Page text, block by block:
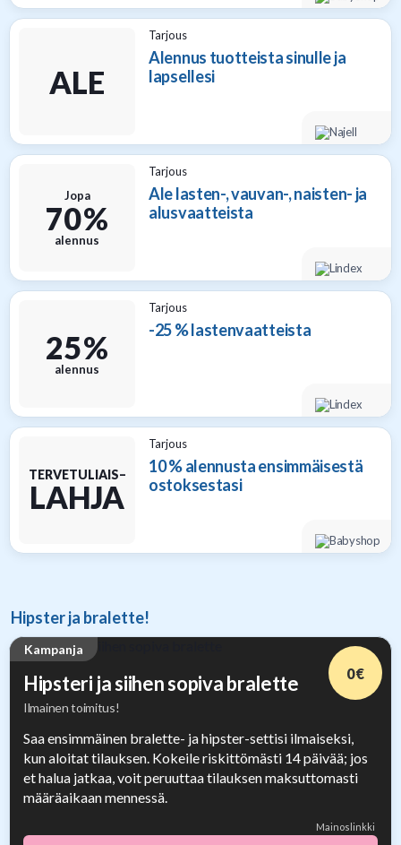
ALE
Tarjous
Alennus tuotteista sinulle ja
lapsellesi
Jopa
70 %
alennus
Tarjous
Ale lasten-, vauvan-, naisten- ja
alusvaatteista
25 %
alennus
Tarjous
-25 % lastenvaatteista
TERVETULIAIS–
LAHJA
Tarjous
10 % alennusta ensimmäisestä
ostoksestasi
Hipster ja bralette!
Kampanja
Hipsteri ja siihen sopiva bralette
Ilmainen toimitus!
0 €
Saa ensimmäinen bralette- ja hipster-settisi ilmaiseksi,
kun aloitat tilauksen. Kokeile riskittömästi 14 päivää; jos
et halua jatkaa, voit peruuttaa tilauksen maksuttomasti
määräaikaan mennessä.
Mainoslinkki